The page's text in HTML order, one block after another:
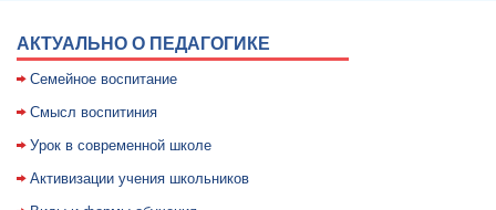
АКТУАЛЬНО О ПЕДАГОГИКЕ
Семейное воспитание
Смысл воспитиния
Уpок в совpеменной школе
Активизации учения школьников